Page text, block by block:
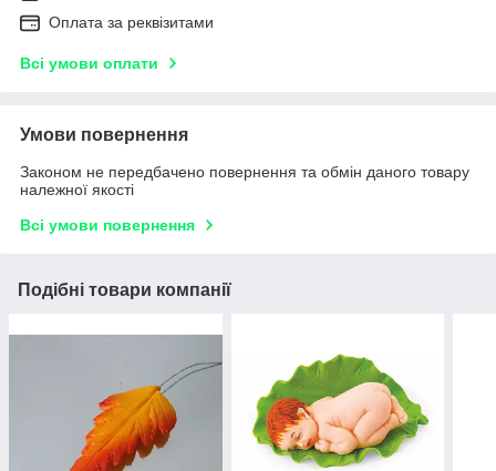
Оплата за реквізитами
Всі умови оплати
Умови повернення
Законом не передбачено повернення та обмін даного товару
належної якості
Всі умови повернення
Подібні товари компанії